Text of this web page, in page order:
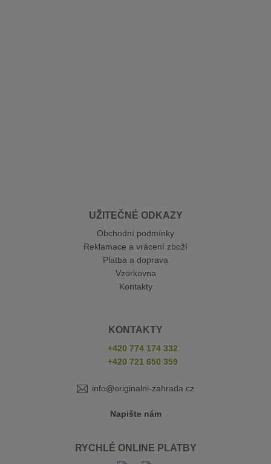
UŽITEČNÉ ODKAZY
Obchodní podmínky
Reklamace a vrácení zboží
Platba a doprava
Vzorkovna
Kontakty
KONTAKTY
+420 774 174 332
+420 721 650 359
info@originalni-zahrada.cz
Napište nám
RYCHLÉ ONLINE PLATBY